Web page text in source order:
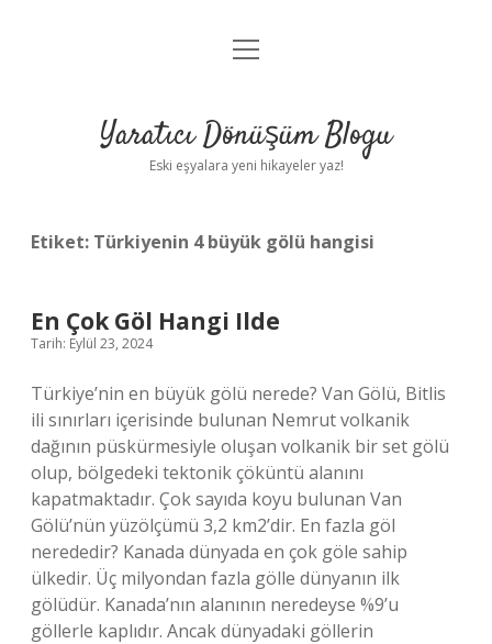
Anasayfa
Yasal Uyarı
menüyü
Yaratıcı Dönüşüm Blogu
Eski eşyalara yeni hikayeler yaz!
Etiket: Türkiyenin 4 büyük gölü hangisi
En Çok Göl Hangi Ilde
Tarih: Eylül 23, 2024
Türkiye’nin en büyük gölü nerede? Van Gölü, Bitlis
ili sınırları içerisinde bulunan Nemrut volkanik
dağının püskürmesiyle oluşan volkanik bir set gölü
olup, bölgedeki tektonik çöküntü alanını
kapatmaktadır. Çok sayıda koyu bulunan Van
Gölü’nün yüzölçümü 3,2 km2’dir. En fazla göl
nerededir? Kanada dünyada en çok göle sahip
ülkedir. Üç milyondan fazla gölle dünyanın ilk
gölüdür. Kanada’nın alanının neredeyse %9’u
göllerle kaplıdır. Ancak dünyadaki göllerin